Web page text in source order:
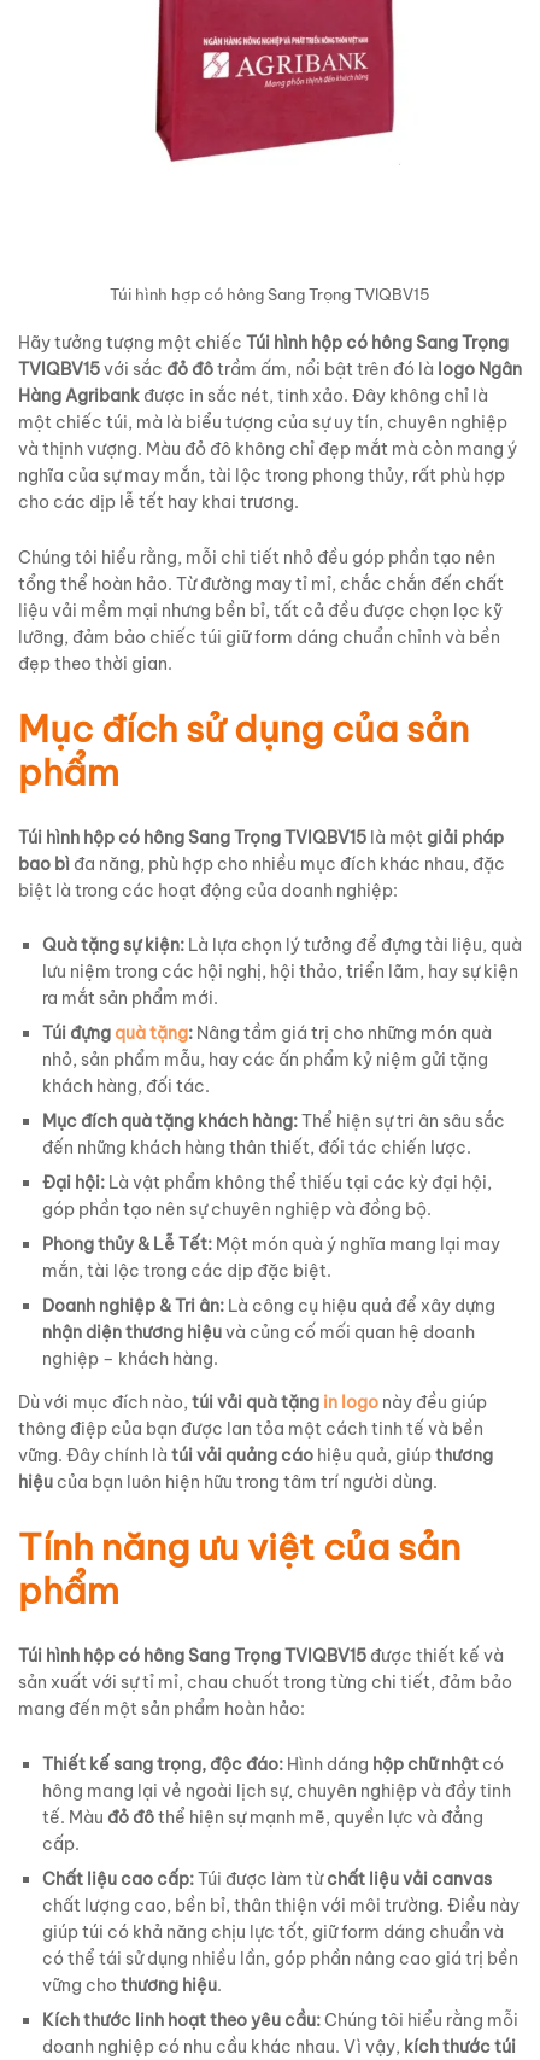
Túi hình hợp có hông Sang Trọng TVIQBV15
Hãy tưởng tượng một chiếc Túi hình hộp có hông Sang Trọng
TVIQBV15với sắc đỏ đôtrầm ấm, nổi bật trên đó là logo Ngân
Hàng Agribank được in sắc nét, tinh xảo. Đây không chỉ là
một chiếc túi, mà là biểu tượng của sự uy tín, chuyên nghiệp
và thịnh vượng. Màu đỏ đô không chỉ đẹp mắt mà còn mang ý
nghĩa của sự may mắn, tài lộc trong phong thủy, rất phù hợp
cho các dịp lễ tết hay khai trương.
Chúng tôi hiểu rằng, mỗi chi tiết nhỏ đều góp phần tạo nên
tổng thể hoàn hảo. Từ đường may tỉ mỉ, chắc chắn đến chất
liệu vải mềm mại nhưng bền bỉ, tất cả đều được chọn lọc kỹ
lưỡng, đảm bảo chiếc túi giữ form dáng chuẩn chỉnh và bền
đẹp theo thời gian.
Mục đích sử dụng của sản
phẩm
Túi hình hộp có hông Sang Trọng TVIQBV15 là một giải pháp
bao bì đa năng, phù hợp cho nhiều mục đích khác nhau, đặc
biệt là trong các hoạt động của doanh nghiệp:
Quà tặng sự kiện: Là lựa chọn lý tưởng để đựng tài liệu, quà
lưu niệm trong các hội nghị, hội thảo, triển lãm, hay sự kiện
ra mắt sản phẩm mới.
Túi đựng quà tặng: Nâng tầm giá trị cho những món quà
nhỏ, sản phẩm mẫu, hay các ấn phẩm kỷ niệm gửi tặng
khách hàng, đối tác.
Mục đích quà tặng khách hàng:Thể hiện sự tri ân sâu sắc
đến những khách hàng thân thiết, đối tác chiến lược.
Đại hội: Là vật phẩm không thể thiếu tại các kỳ đại hội,
góp phần tạo nên sự chuyên nghiệp và đồng bộ.
Phong thủy & Lễ Tết: Một món quà ý nghĩa mang lại may
mắn, tài lộc trong các dịp đặc biệt.
Doanh nghiệp & Tri ân: Là công cụ hiệu quả để xây dựng
nhận diện thương hiệuvà củng cố mối quan hệ doanh
nghiệp – khách hàng.
Dù với mục đích nào, túi vải quà tặng in logo này đều giúp
thông điệp của bạn được lan tỏa một cách tinh tế và bền
vững. Đây chính là túi vải quảng cáo hiệu quả, giúpthương
hiệu của bạn luôn hiện hữu trong tâm trí người dùng.
Tính năng ưu việt của sản
phẩm
Túi hình hộp có hông Sang Trọng TVIQBV15 được thiết kế và
sản xuất với sự tỉ mỉ, chau chuốt trong từng chi tiết, đảm bảo
mang đến một sản phẩm hoàn hảo:
Thiết kế sang trọng, độc đáo: Hình dáng hộp chữ nhật có
hông mang lại vẻ ngoài lịch sự, chuyên nghiệp và đầy tinh
tế. Màu đỏ đôthể hiện sự mạnh mẽ, quyền lực và đẳng
cấp.
Chất liệu cao cấp:Túi được làm từchất liệu vải canvas
chất lượng cao, bền bỉ, thân thiện với môi trường. Điều này
giúp túi có khả năng chịu lực tốt, giữ form dáng chuẩn và
có thể tái sử dụng nhiều lần, góp phần nâng cao giá trị bền
vững cho thương hiệu.
Kích thước linh hoạt theo yêu cầu:Chúng tôi hiểu rằng mỗi
doanh nghiệp có nhu cầu khác nhau. Vì vậy, kích thước túi